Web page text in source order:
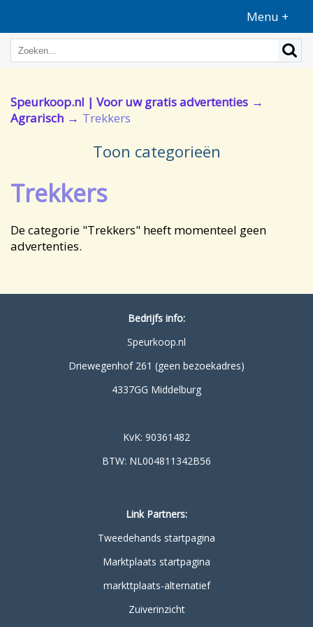
Menu +
Speurkoop.nl | Voor uw gratis advertenties
Agrarisch
Trekkers
Toon categorieën
Trekkers
De categorie "Trekkers" heeft momenteel geen
advertenties.
Bedrijfs info:
Speurkoop.nl
Driewegenhof 261 (geen bezoekadres)
4337GG Middelburg
KvK: 90361482
BTW: NL004811342B56
Link Partners:
Tweedehands startpagina
Marktplaats startpagina
markttplaats-alternatief
Zuiverinzicht